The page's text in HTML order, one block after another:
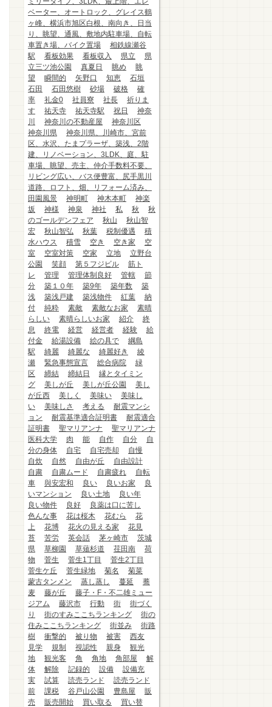
ベーター、オートロック、グレイス鶴
ヶ峰、横浜市旭区白根、南向き、日当
り、眺望、通風、敷地内駐車場、自転
車置き場、バイク置場
相鉄線瀬谷
駅
看板効果 看板収入 県立
県
立三ツ池公園
真夏日 眺め
眺
望
瞬間的 矢野口 知恵
石垣
石田
石田悠樹 砂場 破格
確
率
礼金0 社員寮 社長
祈りま
す
祐天寺 祐天寺駅 祝日
神奈
川
神奈川の不動産屋
神奈川区
神奈川県
神奈川県、川崎市、宮前
区、水沢、たまプラーザ、築浅、2階
建、リノベーション、3LDK、庭、駐
車場、眺望、売主、仲介手数料不要、
リビング広い、バス便豊富、尻手黒川
道路、ロフト、畑、リフォーム済み、
田園風景
神明町 神木本町
神楽
坂
神様 神泉 神社 私 秋
秋
のゴールデンフェア
秋山
秋山智
宏
秋山智弘 秋葉 税制優遇
積
水ハウス
積雪 空き 空き家
空
室
空室対策 空家 立地
立野台
公園
笑顔 第５フジビル
筋ト
レ
管理 管理体制良好 管轄
節
分
築１０年 築9年 築年数
築
浅
築浅戸建 築浅物件 紅葉
納
付
純粋 素敵 素敵なお家
素晴
らしい
素晴らしいお家 紹介
終
息
終電 経営 経営者 経験
給
付金
給湯設備 絵の具で
綱島
駅
綺麗 綺麗な 綺麗好き
綾
瀬
緊急事態宣言 総合病院
緑
区
締結 締結日
縁とタイミン
グ
美しが丘 美しが丘公園
美し
が丘西
美しく 美味い
美味し
い
美味しさ 考える
耐震マンシ
ョン
耐震基準適合証明書
耐震適合
証明書
聖マリアンナ
聖マリアンナ
医科大学
肉 能 自作 自分
自
分の身体
自宅 自宅売却
自慢
自炊
自然 自由が丘
自由設計
自粛
自粛ムード 自粛疲れ
自転
車
與安宏和 良い 良いお家
良
いマンション
良い土地
良い年
良い物件
良好
良薬は口に苦し
色んな事
花は桜木 花むら
花
上
花博 花火の見える家
花見
苔
苦労 英会話 茅ヶ崎市
茨城
県
草柳園 草薙杉道 荏田南
荷
物
菅生 菅生1丁目
菅生2丁目
菅生ケ丘
菅生緑地 菊名
菊菜
蒙古タンメン
蒸し蒸し 蔓延
蕎
麦
藤が丘
藤子・F・不二雄ミュー
ジアム
藤沢市 行動 街
街づく
り
街のすみここちランキング
街の
住みここちランキング
街並み
街路
樹
衝撃的 被り物 被害
西友
見学
規制 視認性 親身
観光
地
観光客 角 角地 角部屋
解
体
解除 記録的 設備
設備充
実
試算 読売ランド
読売ランド
前
課税 谷戸山公園 豊島屋
販
売
販売開始 買い取る
買い替